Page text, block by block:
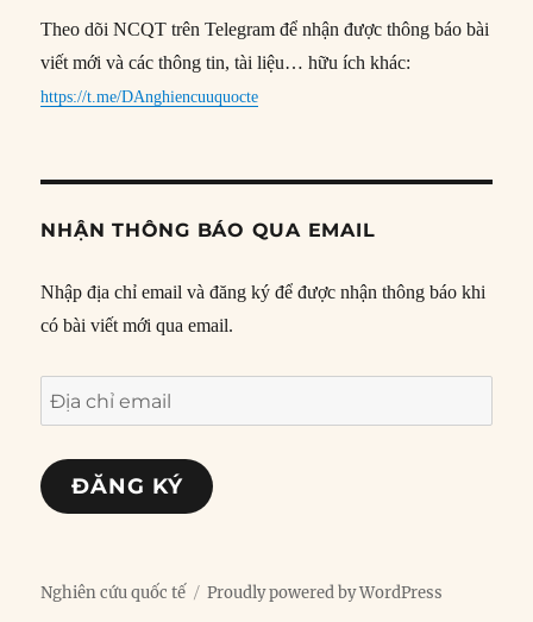
Theo dõi NCQT trên Telegram để nhận được thông báo bài
viết mới và các thông tin, tài liệu… hữu ích khác:
https://t.me/DAnghiencuuquocte
NHẬN THÔNG BÁO QUA EMAIL
Nhập địa chỉ email và đăng ký để được nhận thông báo khi
có bài viết mới qua email.
Địa
chỉ
email
ĐĂNG KÝ
Nghiên cứu quốc tế Proudly powered by WordPress